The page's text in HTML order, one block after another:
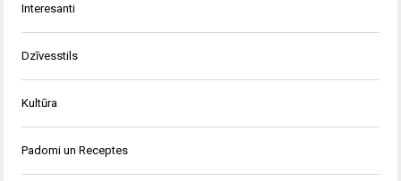
Interesanti
Dzīvesstils
Kultūra
Padomi un Receptes